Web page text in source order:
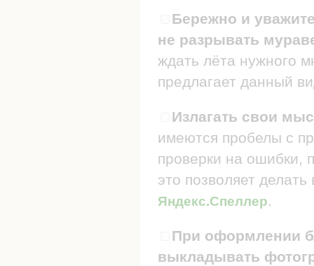
Бережно и
не разрывать
ждать лёта нужного
предлагает данный
Излагать свои
имеются пробелы с
проверки на ошибки,
это позволяет
Яндекс.Спеллер.
При оформлении
выкладывать